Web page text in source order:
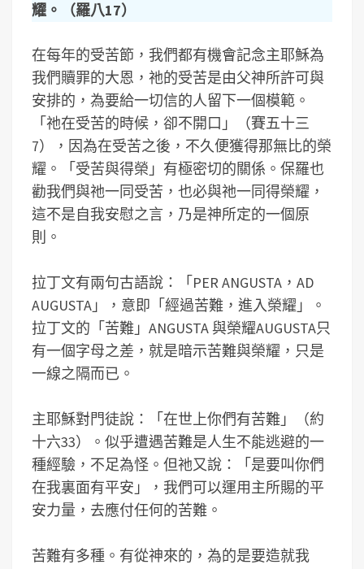
耀。（羅八17）
在每年的受苦節，我們都有機會記念主耶穌為
我們贖罪的大恩，祂的受苦是由父神所許可與
安排的，為要給一切信的人留下一個模範。
「祂在受苦的時候，卻不開口」（賽五十三
7），因為在受苦之後，不久便獲得那無比的榮
耀。「受苦與得榮」有極密切的關係。保羅也
勸我們與祂一同受苦，也必與祂一同得榮耀，
這不是自我安慰之言，乃是神所定的一個原
則。
拉丁文有兩句古語說：「PER ANGUSTA，AD
AUGUSTA」，意即「經過苦難，進入榮耀」。
拉丁文的「苦難」ANGUSTA 與榮耀AUGUSTA只
有一個字母之差，就是暗示苦難與榮耀，只是
一線之隔而已。
主耶穌對門徒說：「在世上你們有苦難」（約
十六33）。似乎遭遇苦難是人生不能逃避的一
種經驗，不足為怪。但祂又說：「是要叫你們
在我裏面有平安」，我們可以運用主所賜的平
安力量，去應付任何的苦難。
苦難有多種。有從神來的，為的是要造就我